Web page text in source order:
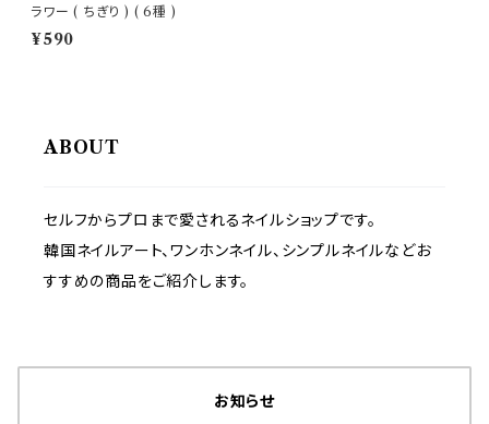
ラワー ( ちぎり ) ( 6種 )
¥590
ABOUT
セルフからプロまで愛されるネイルショップです。
韓国ネイルアート、ワンホンネイル、シンプルネイルなどお
すすめの商品をご紹介します。
お知らせ